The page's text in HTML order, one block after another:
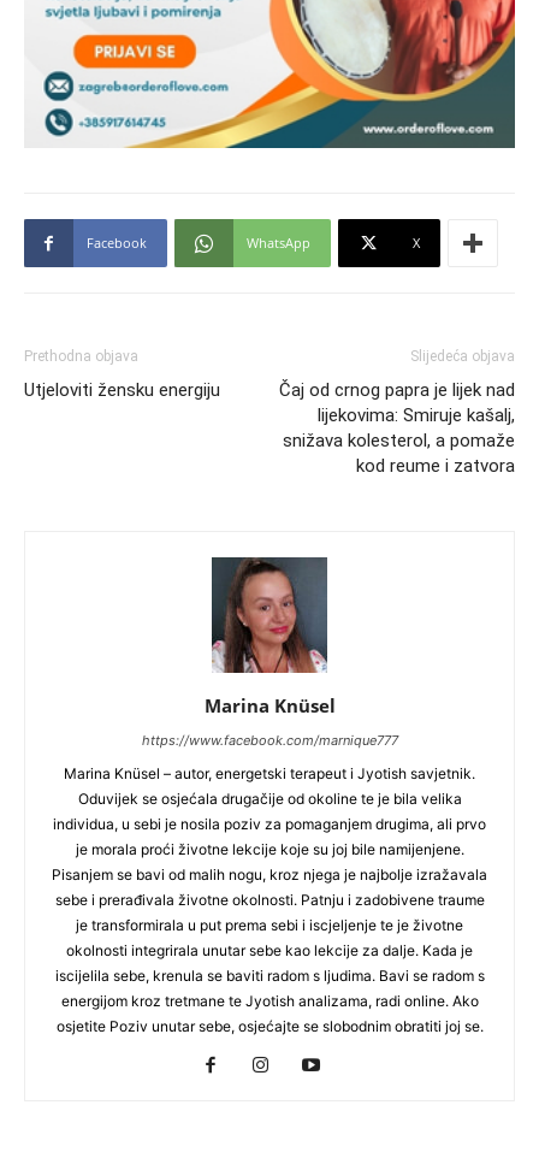
Facebook WhatsApp X
Prethodna objava
Utjeloviti žensku energiju
Slijedeća objava
Čaj od crnog papra je lijek nad
lijekovima: Smiruje kašalj,
snižava kolesterol, a pomaže
kod reume i zatvora
Marina Knüsel
https://www.facebook.com/marnique777
Marina Knüsel – autor, energetski terapeut i Jyotish savjetnik.
Oduvijek se osjećala drugačije od okoline te je bila velika
individua, u sebi je nosila poziv za pomaganjem drugima, ali prvo
je morala proći životne lekcije koje su joj bile namijenjene.
Pisanjem se bavi od malih nogu, kroz njega je najbolje izražavala
sebe i prerađivala životne okolnosti. Patnju i zadobivene traume
je transformirala u put prema sebi i iscjeljenje te je životne
okolnosti integrirala unutar sebe kao lekcije za dalje. Kada je
iscijelila sebe, krenula se baviti radom s ljudima. Bavi se radom s
energijom kroz tretmane te Jyotish analizama, radi online. Ako
osjetite Poziv unutar sebe, osjećajte se slobodnim obratiti joj se.